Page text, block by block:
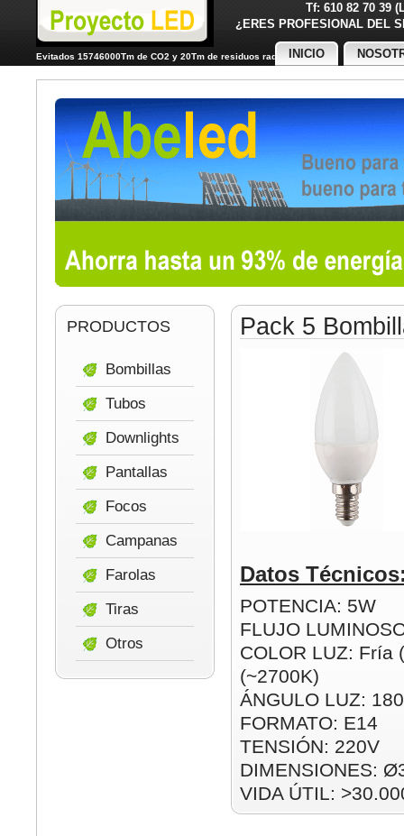
Tf: 610 82 70 39
¿ERES PROFESIONAL
Evitados 15746000Tm de CO2 y 20Tm de residuos radiactivos
INICIO
Pack 5
Datos
POTENCIA: 5W
FLUJO
COLOR LUZ: Fría
(~2700K)
ÁNGULO LUZ:
FORMATO: E14
TENSIÓN: 220V
DIMENSIONES:
VIDA ÚTIL:
PRODUCTOS
Bombillas
Tubos
Downlights
Pantallas
Focos
Campanas
Farolas
Tiras
Otros